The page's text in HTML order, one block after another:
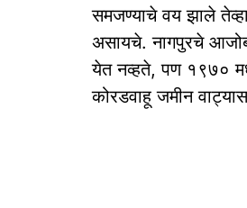
समजण्याचे वय झाले
असायचे. नागपुरचे
येत नव्हते, पण १९७०
कोरडवाहू जमीन